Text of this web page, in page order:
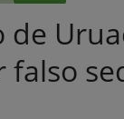
de
falso